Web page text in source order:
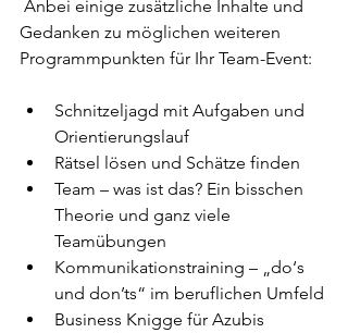
Gedanken zu möglichen weiteren
Programmpunkten für Ihr Team-Event:
Schnitzeljagd mit Aufgaben und
Orientierungslauf
Rätsel lösen und Schätze finden
Team – was ist das? Ein bisschen
Theorie und ganz viele
Teamübungen
Kommunikationstraining – „do‘s
und don’ts“ im beruflichen Umfeld
Business Knigge für Azubis